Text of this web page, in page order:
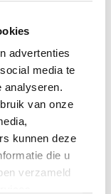
advertenties
media te
analyseren.
van onze
kunnen deze
die u
verzameld